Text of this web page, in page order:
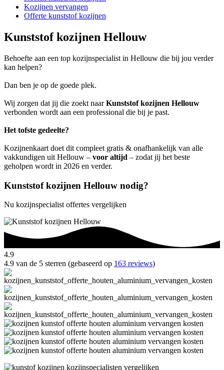
Kozijnen vervangen
Offerte kunststof kozijnen
Kunststof kozijnen Hellouw
Behoefte aan een top kozijnspecialist in Hellouw die bij jou verder
kan helpen?
Dan ben je op de goede plek.
Wij zorgen dat jij die zoekt naarKunststof kozijnen Hellouw
verbonden wordt aan een professional die bij je past.
Het tofste gedeelte?
Kozijnenkaart doet dit compleet gratis & onafhankelijk van alle
vakkundigen uit Hellouw – voor altijd – zodat jij het beste
geholpen wordt in 2026 en verder.
Kunststof kozijnen Hellouw nodig?
Nu kozijnspecialist offertes vergelijken
4.9
4.9 van de 5 sterren (gebaseerd op 163 reviews)